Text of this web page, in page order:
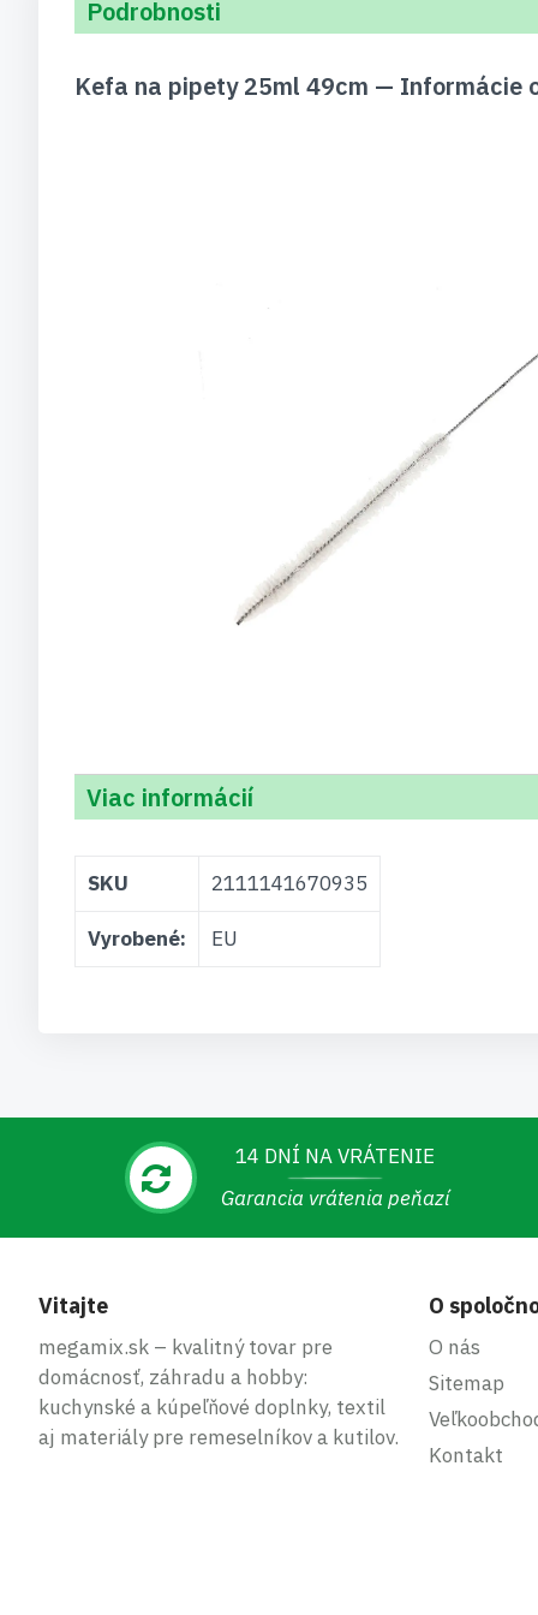
Podrobnosti
Kefa na pipety 25ml 49cm — Informácie
Viac informácií
Viac
informácií
SKU 2111141670935
Vyrobené: EU
14 DNÍ NA VRÁTENIE
Garancia vrátenia peňazí
Vitajte
megamix.sk – kvalitný tovar pre
domácnosť, záhradu a hobby:
kuchynské a kúpeľňové doplnky, textil
aj materiály pre remeselníkov a kutilov.
O
O nás
Sitemap
Kontakt